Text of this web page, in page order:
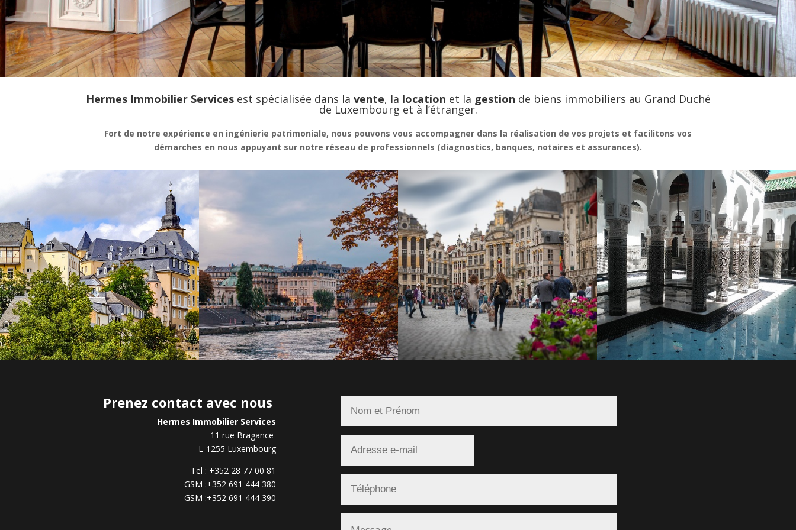
Hermes Immobilier Servicesest spécialisée dans la vente, la location et la gestion de biens immobiliers au Grand Duché
de Luxembourg et à l’étranger.
Fort de notre expérience en ingénierie patrimoniale, nous pouvons vous accompagner dans la réalisation de vos projets et facilitons vos
démarches en nous appuyant sur notre réseau de professionnels (diagnostics, banques, notaires et assurances).
Prenez contact avec nous
Hermes Immobilier Services
11 rue Bragance
L-1255 Luxembourg
Tel : +352 28 77 00 81
GSM :+352 691 444 380
GSM :+352 691 444 390